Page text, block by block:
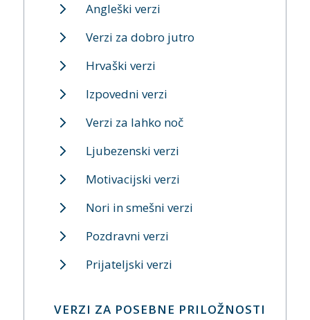
Angleški verzi
Verzi za dobro jutro
Hrvaški verzi
Izpovedni verzi
Verzi za lahko noč
Ljubezenski verzi
Motivacijski verzi
Nori in smešni verzi
Pozdravni verzi
Prijateljski verzi
VERZI ZA POSEBNE PRILOŽNOSTI